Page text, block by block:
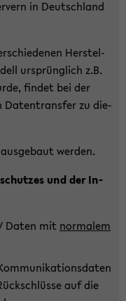
in Deutsch­land
Her­stel­
ur­sprüng­lich z.B.
fin­det bei der
Da­ten­trans­fer zu die­
wer­den.
und der In­
Daten mit nor­ma­lem
auf die